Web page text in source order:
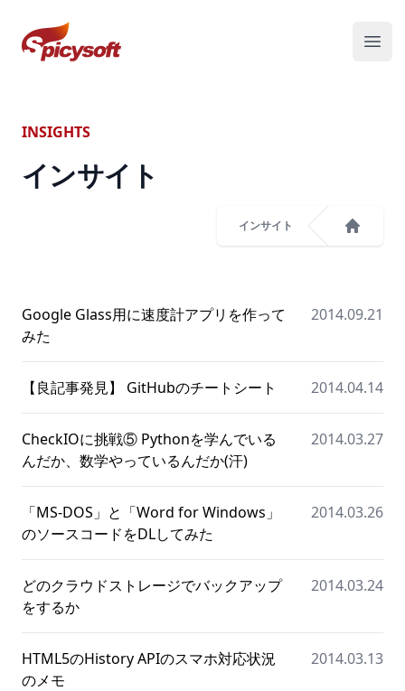
スパイシーソフト株式会社
メニ
INSIGHTS
インサイト
インサイト
Google Glass用に速度計アプリを作って
みた
2014.09.21
【良記事発見】 GitHubのチートシート 2014.04.14
CheckIOに挑戦⑤ Pythonを学んでいる
んだか、数学やっているんだか(汗)
2014.03.27
「MS-DOS」と「Word for Windows」
のソースコードをDLしてみた
2014.03.26
どのクラウドストレージでバックアップ
をするか
2014.03.24
HTML5のHistory APIのスマホ対応状況
のメモ
2014.03.13